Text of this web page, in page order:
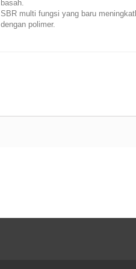
basah.
SBR multi fungsi yang baru
dengan polimer.